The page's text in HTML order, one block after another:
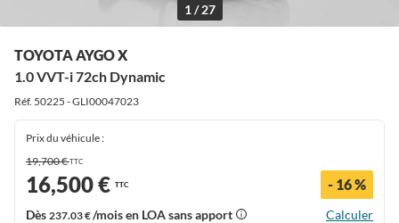
1 / 27
TOYOTA AYGO X
1.0 VVT-i 72ch Dynamic
Réf. 50225 - GLI00047023
Prix du véhicule :
19,700 €TTC
16,500 € TTC - 16 %
Dès 237.03 €/mois en LOA sans apport Calculer